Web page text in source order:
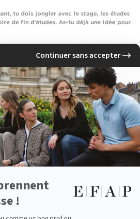
tu dois jongler avec le stage, les études
de fin d'études. As-tu déjà une idée pour
ne se basera pas sur la musique mais sur
et plus particulièrement la monarchie
publiques m'ont toujours intriguée et
de la ma problématique : face au contexte
comment, par la communication,
populaire ? Comment améliorer leur image
la monarchie et de la famille royale
écornés par des scandales, une crise
bientôt !
la suite ?
continuer mes études et faire un Master 2
si mon stage me plaît beaucoup, je préfère
Après cela, je pense et j'espère
et proposer mes services au monde du